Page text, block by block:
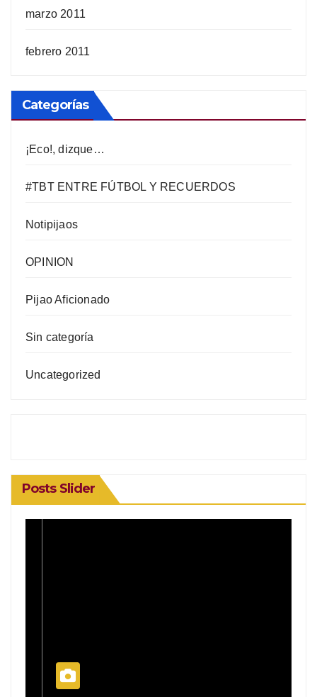
marzo 2011
febrero 2011
Categorías
¡Eco!, dizque…
#TBT ENTRE FÚTBOL Y RECUERDOS
Notipijaos
OPINION
Pijao Aficionado
Sin categoría
Uncategorized
Posts Slider